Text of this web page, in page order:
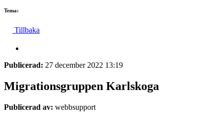
Tema:
Tillbaka
Publicerad: 27 december 2022 13:19
Migrationsgruppen Karlskoga
Publicerad av: webbsupport